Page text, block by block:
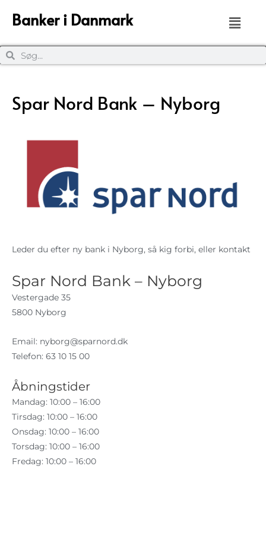
Banker i Danmark
Spar Nord Bank – Nyborg
Leder du efter ny bank i Nyborg, så kig forbi, eller kontakt
Spar Nord Bank – Nyborg
Vestergade 35
5800 Nyborg
Email: nyborg@sparnord.dk
Telefon: 63 10 15 00
Åbningstider
Mandag: 10:00 – 16:00
Tirsdag: 10:00 – 16:00
Onsdag: 10:00 – 16:00
Torsdag: 10:00 – 16:00
Fredag: 10:00 – 16:00